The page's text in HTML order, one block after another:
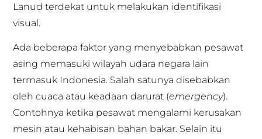
Lanud terdekat untuk melakukan identifikasi
visual.
Ada beberapa faktor yang menyebabkan pesawat
asing memasuki wilayah udara negara lain
termasuk Indonesia. Salah satunya disebabkan
oleh cuaca atau keadaan darurat (emergency).
Contohnya ketika pesawat mengalami kerusakan
mesin atau kehabisan bahan bakar. Selain itu